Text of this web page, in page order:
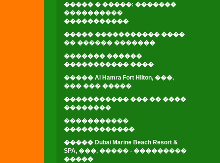
����� � �����: �������
����������
�����������
����� ����������� ����
�� ������ �������
������� ������
����������� ����
����� Al Hamra Fort Hilton, ���,
��� ��� �����
����������� ��� �� ����
��������
�����������
������������
����� Dubai Marine Beach Resort &
SPA, ���, ����� - ���������
�����